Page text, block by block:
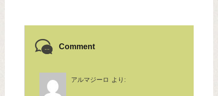
Comment
アルマジーロ より: